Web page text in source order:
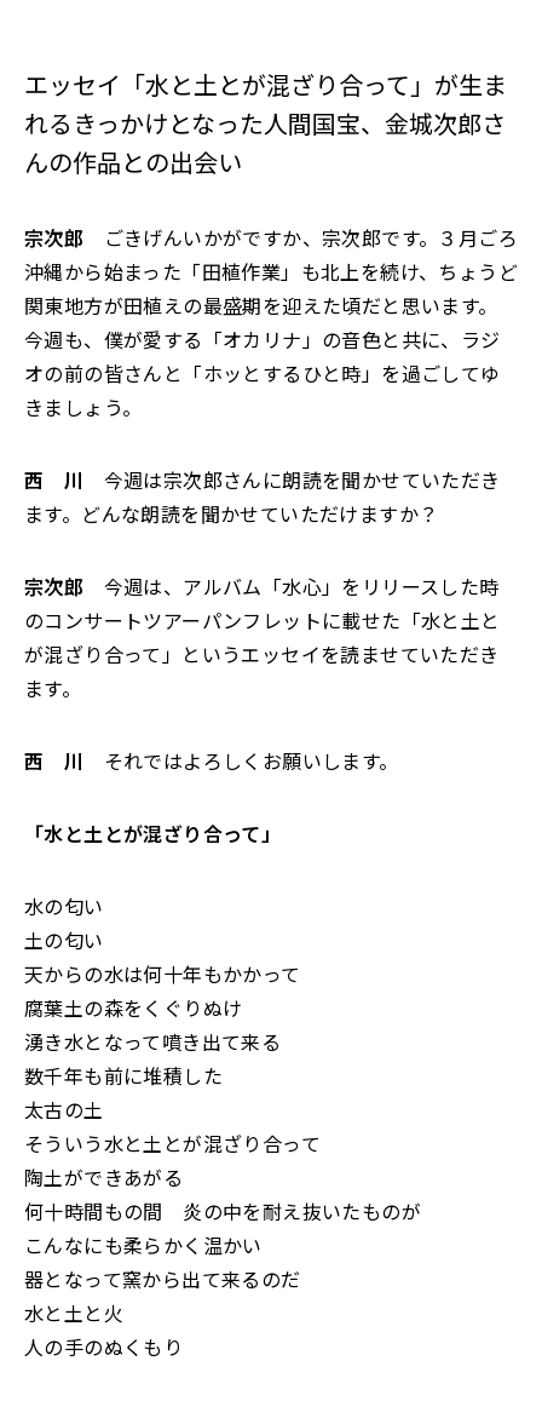
エッセイ「水と土とが混ざり合って」が生ま
れるきっかけとなった人間国宝、金城次郎さ
んの作品との出会い
宗次郎 ごきげんいかがですか、宗次郎です。３月ごろ
沖縄から始まった「田植作業」も北上を続け、ちょうど
関東地方が田植えの最盛期を迎えた頃だと思います。
今週も、僕が愛する「オカリナ」の音色と共に、ラジ
オの前の皆さんと「ホッとするひと時」を過ごしてゆ
きましょう。
西 川 今週は宗次郎さんに朗読を聞かせていただき
ます。どんな朗読を聞かせていただけますか？
宗次郎 今週は、アルバム「水心」をリリースした時
のコンサートツアーパンフレットに載せた「水と土と
が混ざり合って」というエッセイを読ませていただき
ます。
西 川 それではよろしくお願いします。
「水と土とが混ざり合って」
水の匂い
土の匂い
天からの水は何十年もかかって
腐葉土の森をくぐりぬけ
湧き水となって噴き出て来る
数千年も前に堆積した
太古の土
そういう水と土とが混ざり合って
陶土ができあがる
何十時間もの間 炎の中を耐え抜いたものが
こんなにも柔らかく温かい
器となって窯から出て来るのだ
水と土と火
人の手のぬくもり